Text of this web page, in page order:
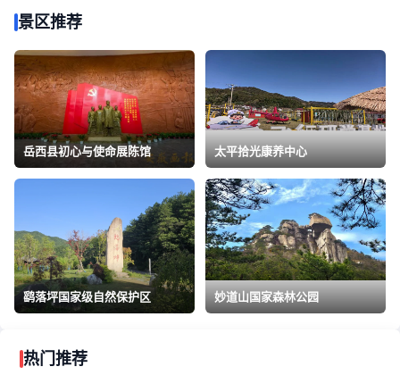
景区推荐
岳西县初心与使命展陈馆 太平拾光康养中心
鹞落坪国家级自然保护区 妙道山国家森林公园
热门推荐